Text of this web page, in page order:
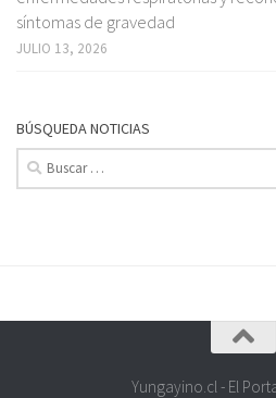
síntomas de gravedad
JULIO 13, 2026
BÚSQUEDA NOTICIAS
Buscar:
Yungayino.cl - El